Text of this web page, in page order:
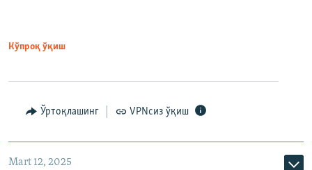
Кўпроқ ўқиш
Ўртоқлашинг VPNсиз ўқиш
Mart 12, 2025